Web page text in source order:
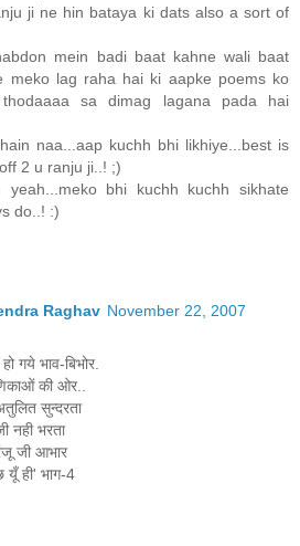
ji ne hin bataya ki dats also a sort of
mein badi baat kahne wali baat
meko lag raha hai ki aapke poems ko
sa dimag lagana pada hai
naa...aap kuchh bhi likhiye...best is
2 u ranju ji..! ;)
yeah...meko bhi kuchh kuchh sikhate
do..! :)
Raghav November 22, 2007
गये भाव-बिभोर.
की ओर..
सुन्दरता
नही भरता
जी आभार
ही' भाग-4